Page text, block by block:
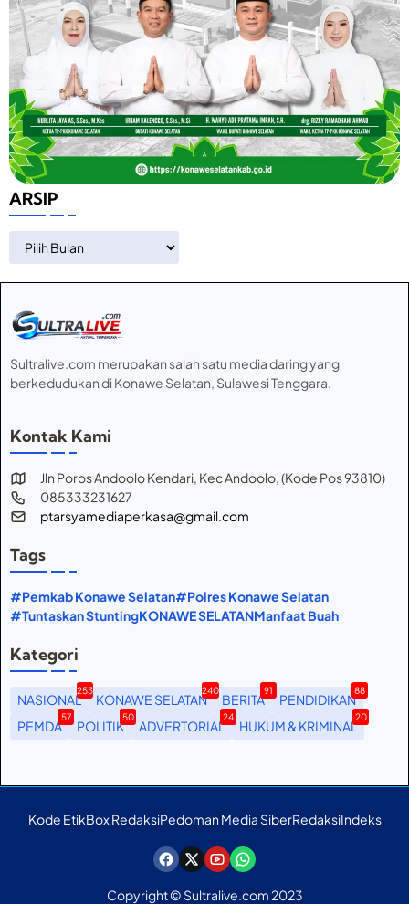
ARSIP
Sultralive.com merupakan salah satu media daring yang
berkedudukan di Konawe Selatan, Sulawesi Tenggara.
Kontak Kami
Jln Poros Andoolo Kendari, Kec Andoolo, (Kode Pos 93810)
085333231627
ptarsyamediaperkasa@gmail.com
Tags
#Pemkab Konawe Selatan#Polres Konawe Selatan
#Tuntaskan StuntingKONAWE SELATANManfaat Buah
Kategori
NASIONAL
253
KONAWE SELATAN
240
BERITA
91
PENDIDIKAN
88
PEMDA
57
POLITIK
50
ADVERTORIAL
24
HUKUM & KRIMINAL
20
Kode EtikBox RedaksiPedoman Media SiberRedaksiIndeks
Copyright © Sultralive.com 2023